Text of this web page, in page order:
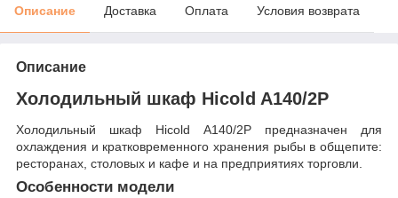
Описание Доставка Оплата Условия возврата
Описание
Холодильный шкаф Hicold A140/2P
Холодильный шкаф Hicold A140/2P предназначен для
охлаждения и кратковременного хранения рыбы в общепите:
ресторанах, столовых и кафе и на предприятиях торговли.
Особенности модели